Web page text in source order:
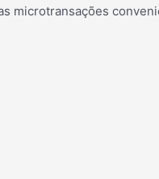
microtransações